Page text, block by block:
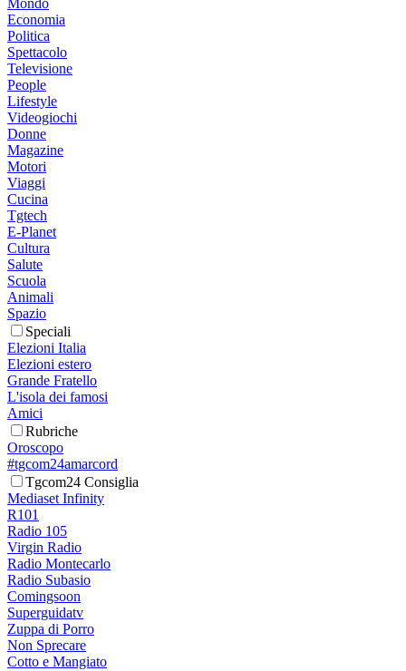
Mondo
Economia
Politica
Spettacolo
Televisione
People
Lifestyle
Videogiochi
Donne
Magazine
Motori
Viaggi
Cucina
Tgtech
E-Planet
Cultura
Salute
Scuola
Animali
Spazio
Speciali
Elezioni Italia
Elezioni estero
Grande Fratello
L'isola dei famosi
Amici
Rubriche
Oroscopo
#tgcom24amarcord
Tgcom24 Consiglia
Mediaset Infinity
R101
Radio 105
Virgin Radio
Radio Montecarlo
Radio Subasio
Comingsoon
Superguidatv
Zuppa di Porro
Non Sprecare
Cotto e Mangiato